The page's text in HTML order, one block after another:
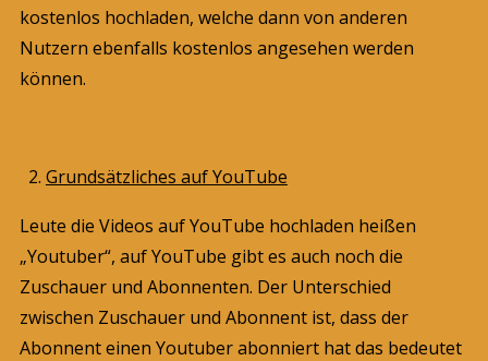
kostenlos hochladen, welche dann von anderen
Nutzern ebenfalls kostenlos angesehen werden
können.
Grundsätzliches auf YouTube
Leute die Videos auf YouTube hochladen heißen
„Youtuber“, auf YouTube gibt es auch noch die
Zuschauer und Abonnenten. Der Unterschied
zwischen Zuschauer und Abonnent ist, dass der
Abonnent einen Youtuber abonniert hat das bedeutet